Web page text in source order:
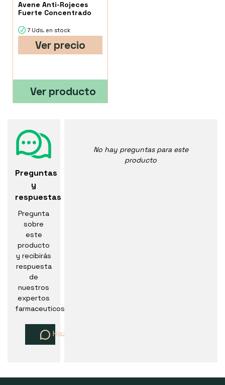
Avene Anti-Rojeces
Fuerte Concentrado
7 Uds. en stock
Ver precio
Ver producto
Preguntas
y
respuestas
Pregunta
sobre
este
producto
y recibirás
respuesta
de
nuestros
expertos
farmaceuticos
Haz una pregunta
No hay preguntas para este
producto